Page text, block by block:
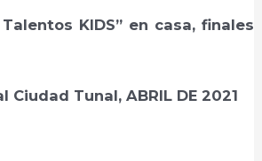
KIDS” en casa, finales
Ciudad Tunal, ABRIL DE 2021